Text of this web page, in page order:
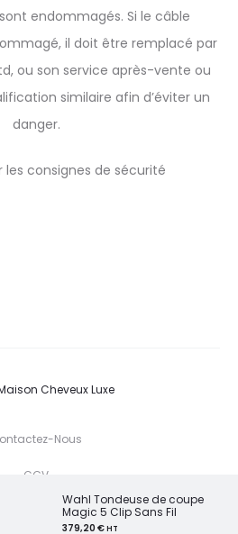
endommagés. Si le câble
il doit être remplacé par
ou son service après-vente ou
similaire afin d’éviter un
danger.
les consignes de sécurité
Wahl Tondeuse de coupe
Magic 5 Clip Sans Fil
379,20 €HT
Cheveux Luxe
Nous
CGV
P